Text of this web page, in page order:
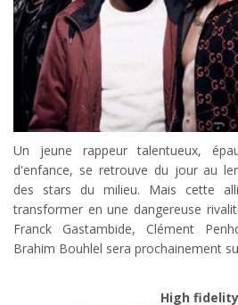
Un jeune rappeur talentueux,
d'enfance, se retrouve du jour au
des stars du milieu. Mais cette
transformer en une dangereuse
Franck Gastambide, Clément
Brahim Bouhlel sera prochainement
High fidelity